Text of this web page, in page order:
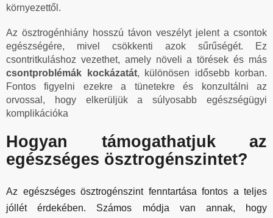
környezettől.
Az ösztrogénhiány hosszú távon veszélyt jelent a csontok
egészségére, mivel csökkenti azok sűrűségét. Ez
csontritkuláshoz vezethet, amely növeli a törések és más
csontproblémák kockázatát, különösen idősebb korban.
Fontos figyelni ezekre a tünetekre és konzultálni az
orvossal, hogy elkerüljük a súlyosabb egészségügyi
komplikációka
Hogyan támogathatjuk az
egészséges ösztrogénszintet?
Az egészséges ösztrogénszint fenntartása fontos a teljes
jóllét érdekében. Számos módja van annak, hogy